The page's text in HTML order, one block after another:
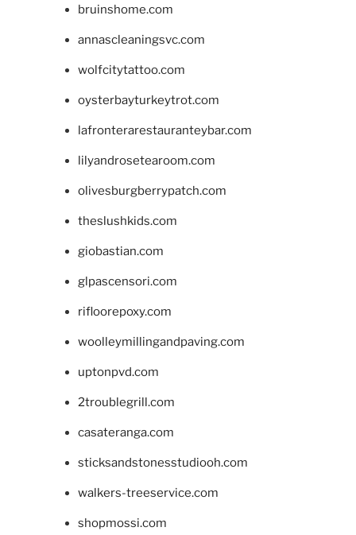
bruinshome.com
annascleaningsvc.com
wolfcitytattoo.com
oysterbayturkeytrot.com
lafronterarestauranteybar.com
lilyandrosetearoom.com
olivesburgberrypatch.com
theslushkids.com
giobastian.com
glpascensori.com
rifloorepoxy.com
woolleymillingandpaving.com
uptonpvd.com
2troublegrill.com
casateranga.com
sticksandstonesstudiooh.com
walkers-treeservice.com
shopmossi.com